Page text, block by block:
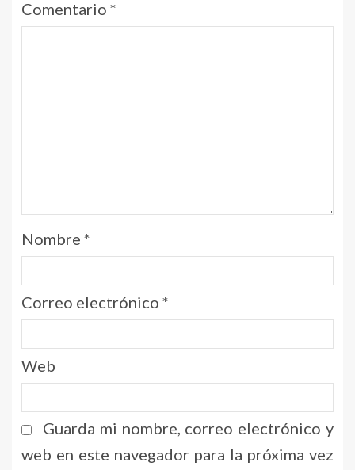
Comentario *
Nombre *
Correo electrónico *
Web
Guarda mi nombre, correo electrónico y
web en este navegador para la próxima vez